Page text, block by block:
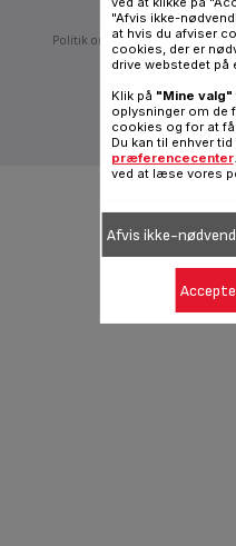
Politik om databeskyttelse
Vilkår og
|
"Afvis ikke-
at hvis du afviser
cookies, der er
drive webstedet på
Klik på "Mine valg"
oplysninger om de
cookies og for at få
Du kan til enhver
præferencecenter
ved at læse vores
Afvis ikke-